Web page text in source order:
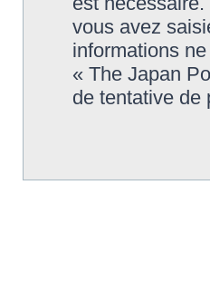
vous avez
informations
« The Japan
de tentative de